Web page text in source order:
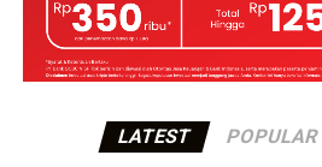
LATEST POPULAR